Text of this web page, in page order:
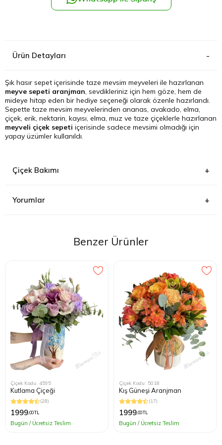
Ürün Detayları
Şık hasır sepet içerisinde taze mevsim meyveleri ile hazırlanan
meyve sepeti aranjman , sevdikleriniz için hem göze, hem de
mideye hitap eden bir hediye seçeneği olarak özenle hazırlandı.
Sepette taze mevsim meyvelerinden ananas, avakado, elma,
çiçek, erik, nektarin, kayısı, elma, muz ve taze çiçeklerle hazırlanan
meyveli çiçek sepeti içerisinde sadece mevsimi olmadığı için
yapay üzümler kullanıldı.
Çiçek Bakımı
Yorumlar
Benzer Ürünler
Çiçek Kodu: 4595
Kutlama Çiçeği
(28)
1999,00 TL
Bugün / Ücretsiz Teslim
Çiçek Kodu: 5018
Kış Güneşi Aranjman
(17)
1999,00 TL
Bugün / Ücretsiz Teslim
Şişli